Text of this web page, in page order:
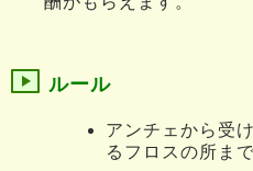
ルール
アンチェから受
るフロスの所ま